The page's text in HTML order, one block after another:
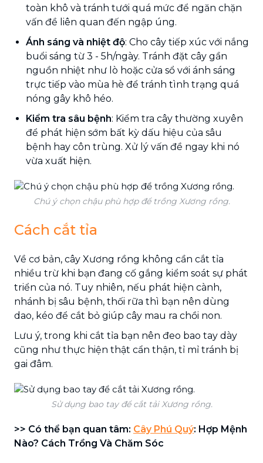
toàn khô và tránh tưới quá mức để ngăn chặn
vấn đề liên quan đến ngập úng.
Ánh sáng và nhiệt độ: Cho cây tiếp xúc với nắng
buổi sáng từ 3 - 5h/ngày. Tránh đặt cây gần
nguồn nhiệt như lò hoặc cửa sổ với ánh sáng
trực tiếp vào mùa hè để tránh tình trạng quá
nóng gây khô héo.
Kiểm tra sâu bệnh: Kiểm tra cây thường xuyên
để phát hiện sớm bất kỳ dấu hiệu của sâu
bệnh hay côn trùng. Xử lý vấn đề ngay khi nó
vừa xuất hiện.
Chú ý chọn chậu phù hợp để trồng Xương rồng.
Cách cắt tỉa
Về cơ bản, cây Xương rồng không cần cắt tỉa
nhiều trừ khi bạn đang cố gắng kiểm soát sự phát
triển của nó. Tuy nhiên, nếu phát hiện cành,
nhánh bị sâu bệnh, thối rữa thì bạn nên dùng
dao, kéo để cắt bỏ giúp cây mau ra chồi non.
Lưu ý, trong khi cắt tỉa bạn nên đeo bao tay dày
cũng như thực hiện thật cẩn thận, tỉ mỉ tránh bị
gai đâm.
Sử dụng bao tay để cắt tải Xương rồng.
>> Có thể bạn quan tâm: Cây Phú Quý: Hợp Mệnh
Nào? Cách Trồng Và Chăm Sóc